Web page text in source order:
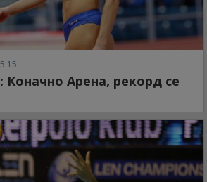
Арена, рекорд се